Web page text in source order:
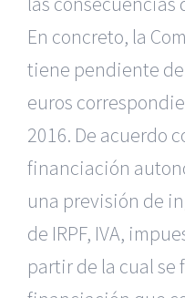
En concreto, la
tiene pendiente
euros
2016. De acuerdo
financiación
una previsión de
de IRPF, IVA,
partir de la cual se